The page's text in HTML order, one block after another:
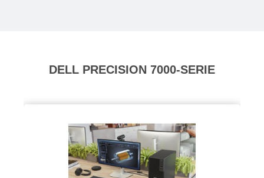
Produktgalerie überspringen
DELL PRECISION 7000-SERIE